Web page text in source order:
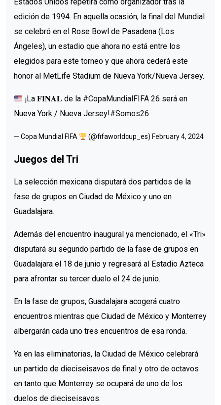
edición de 1994. En aquella ocasión, la final del Mundial
se celebró en el Rose Bowl de Pasadena (Los
Ángeles), un estadio que ahora no está entre los
elegidos para este torneo y que ahora cederá este
honor al MetLife Stadium de Nueva York/Nueva Jersey.
¡La 𝐅𝐈𝐍𝐀𝐋 de la #CopaMundialFIFA 26 será en
Nueva York / Nueva Jersey!#Somos26
— Copa Mundial FIFA (@fifaworldcup_es) February 4, 2024
Juegos del Tri
La selección mexicana disputará dos partidos de la
fase de grupos en Ciudad de México y uno en
Guadalajara.
Además del encuentro inaugural ya mencionado, el «Tri»
disputará su segundo partido de la fase de grupos en
Guadalajara el 18 de junio y regresará al Estadio Azteca
para afrontar su tercer duelo el 24 de junio.
En la fase de grupos, Guadalajara acogerá cuatro
encuentros mientras que Ciudad de México y Monterrey
albergarán cada uno tres encuentros de esa ronda.
Ya en las eliminatorias, la Ciudad de México celebrará
un partido de dieciseisavos de final y otro de octavos
en tanto que Monterrey se ocupará de uno de los
duelos de dieciseisavos.